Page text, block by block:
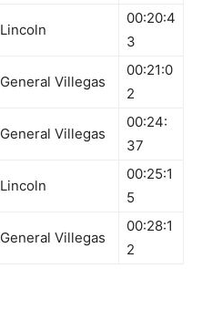
Lincoln
00:20:4
3
General Villegas
00:21:0
2
General Villegas
00:24:
37
Lincoln
00:25:1
5
General Villegas
00:28:1
2